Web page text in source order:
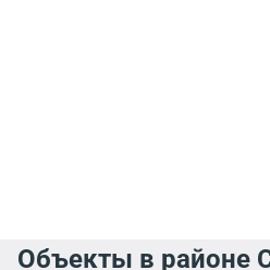
Объекты в районе